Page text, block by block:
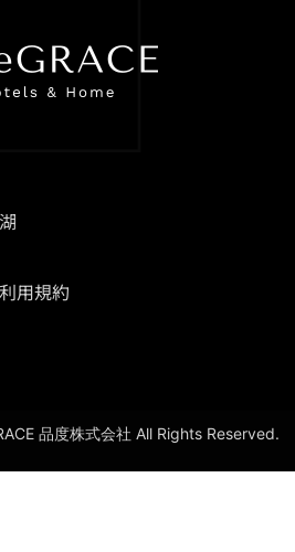
利用規約
品度株式会社 All Rights Reserved.